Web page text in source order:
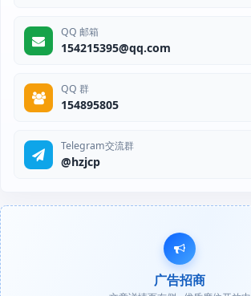
QQ 邮箱
154215395@qq.com
QQ 群
154895805
Telegram交流群
@hzjcp
广告招商